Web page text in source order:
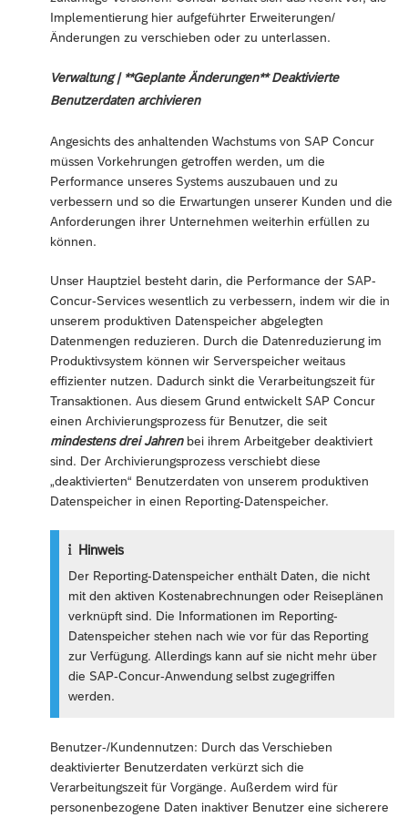
Implementierung hier aufgeführter Erweiterungen/
Änderungen zu verschieben oder zu unterlassen.
Verwaltung | **Geplante Änderungen** Deaktivierte
Benutzerdaten archivieren
Angesichts des anhaltenden Wachstums von SAP Concur
müssen Vorkehrungen getroffen werden, um die
Performance unseres Systems auszubauen und zu
verbessern und so die Erwartungen unserer Kunden und die
Anforderungen ihrer Unternehmen weiterhin erfüllen zu
können.
Unser Hauptziel besteht darin, die Performance der SAP-
Concur-Services wesentlich zu verbessern, indem wir die in
unserem produktiven Datenspeicher abgelegten
Datenmengen reduzieren. Durch die Datenreduzierung im
Produktivsystem können wir Serverspeicher weitaus
effizienter nutzen. Dadurch sinkt die Verarbeitungszeit für
Transaktionen. Aus diesem Grund entwickelt SAP Concur
einen Archivierungsprozess für Benutzer, die seit
mindestens drei Jahrenbei ihrem Arbeitgeber deaktiviert
sind. Der Archivierungsprozess verschiebt diese
„deaktivierten“ Benutzerdaten von unserem produktiven
Datenspeicher in einen Reporting-Datenspeicher.
Hinweis
Der Reporting-Datenspeicher enthält Daten, die nicht
mit den aktiven Kostenabrechnungen oder Reiseplänen
verknüpft sind. Die Informationen im Reporting-
Datenspeicher stehen nach wie vor für das Reporting
zur Verfügung. Allerdings kann auf sie nicht mehr über
die SAP-Concur-Anwendung selbst zugegriffen
werden.
Benutzer-/Kundennutzen: Durch das Verschieben
deaktivierter Benutzerdaten verkürzt sich die
Verarbeitungszeit für Vorgänge. Außerdem wird für
personenbezogene Daten inaktiver Benutzer eine sicherere